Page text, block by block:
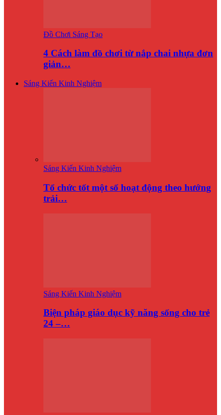
Đồ Chơi Sáng Tạo
4 Cách làm đồ chơi từ nắp chai nhựa đơn
giản…
Sáng Kiến Kinh Nghiệm
Sáng Kiến Kinh Nghiệm
Tổ chức tốt một số hoạt động theo hướng
trải…
Sáng Kiến Kinh Nghiệm
Biện pháp giáo dục kỹ năng sống cho trẻ
24 –…